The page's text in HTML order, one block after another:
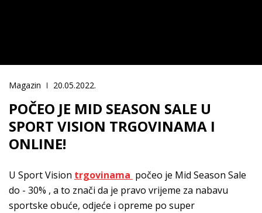
Magazin 20.05.2022.
POČEO JE MID SEASON SALE U
SPORT VISION TRGOVINAMA I
ONLINE!
U Sport Vision trgovinama počeo je Mid Season Sale
do - 30% , a to znači da je pravo vrijeme za nabavu
sportske obuće, odjeće i opreme po super